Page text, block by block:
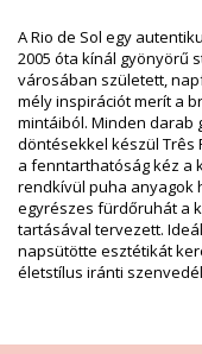
Csomag tartalma: 1
tartalmaz)
HS CODE:
SKU: 1981121383
EAN: XS
L (7899810304384),
Súly: 45g / 0.1lb /
A nyomtatás nem
Retusált képek
Mosási
Ápolási utasítások
fontos, ha több mint egy
A Rio de Sol egy
2005 óta kínál gyönyörű
városában született,
mély inspirációt merít a
mintáiból. Minden darab
döntésekkel készül Três
a fenntarthatóság kéz a
rendkívül puha anyagok
egyrészes fürdőruhát a
tartásával tervezett.
napsütötte esztétikát
életstílus iránti